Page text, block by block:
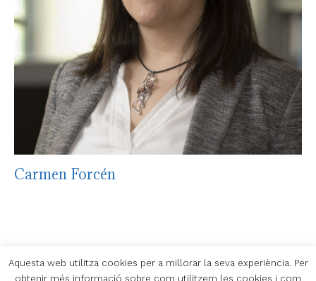
Carmen Forcén
Aquesta web utilitza cookies per a millorar la seva experiència. Per
obtenir més informació sobre com utilitzem les cookies i com